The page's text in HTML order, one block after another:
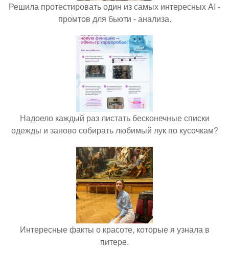
Решила протестировать один из самых интересных AI -
промтов для бьюти - анализа.
Надоело каждый раз листать бесконечные списки
одежды и заново собирать любимый лук по кусочкам?
Интересные факты о красоте, которые я узнала в
питере.